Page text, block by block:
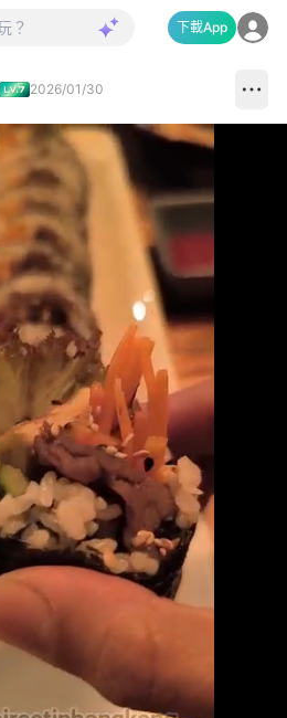
下載App
2026/01/30